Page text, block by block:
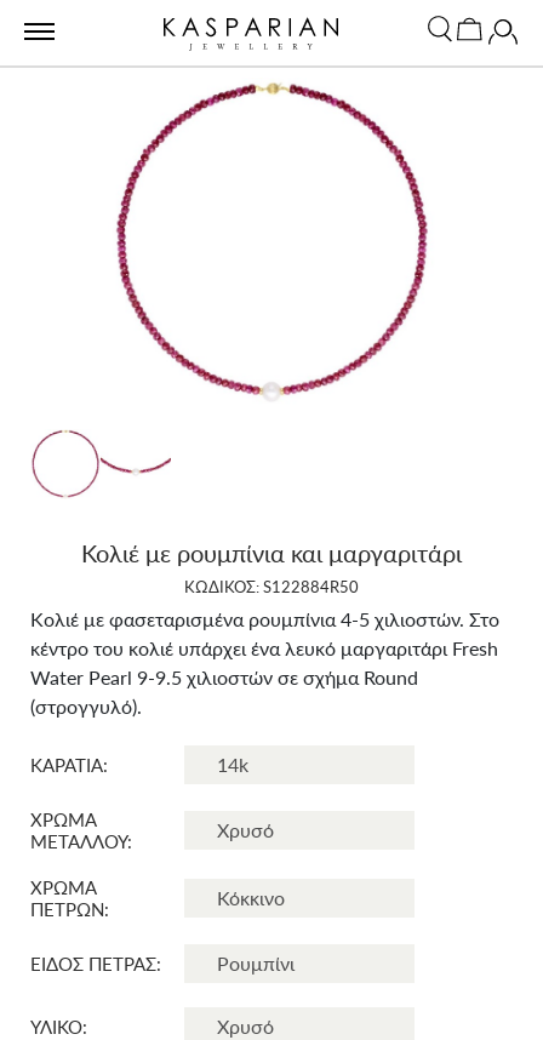
Κολιέ με ρουμπίνια και μαργαριτάρι
ΚΩΔΙΚΟΣ: S122884R50
Kολιέ με φασεταρισμένα ρουμπίνια 4-5 χιλιοστών. Στο
κέντρο του κολιέ υπάρχει ένα λευκό μαργαριτάρι Fresh
Water Pearl 9-9.5 χιλιοστών σε σχήμα Round
(στρογγυλό).
ΚΑΡΑΤΙΑ:
ΧΡΩΜΑ
ΜΕΤΑΛΛΟΥ:
ΧΡΩΜΑ
ΠΕΤΡΩΝ:
ΕΙΔΟΣ ΠΕΤΡΑΣ:
ΥΛΙΚΟ: